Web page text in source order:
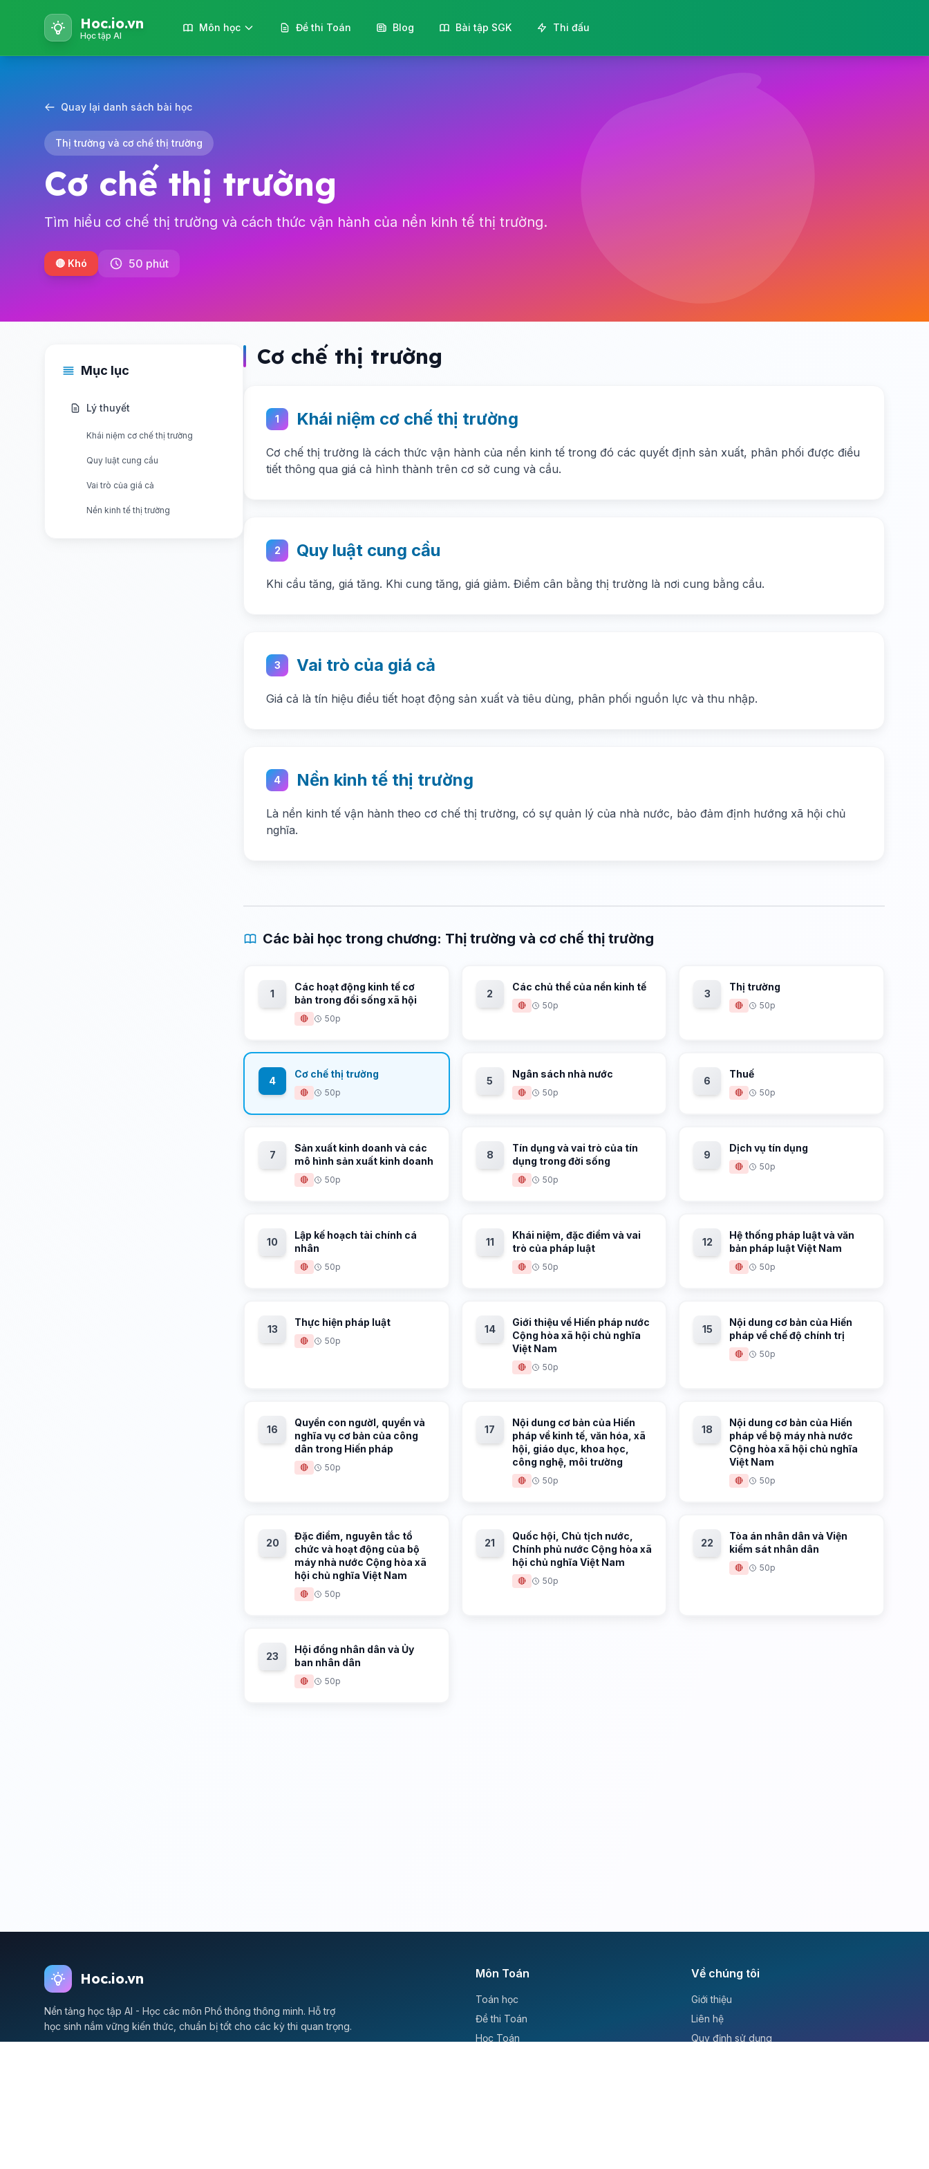
Hoc.io.vn
Học tập AI
Môn học Đề thi Toán Blog Bài tập SGK Thi đấu
Quay lại danh sách bài học
Thị trường và cơ chế thị trường
Cơ chế thị trường
Tìm hiểu cơ chế thị trường và cách thức vận hành của nền kinh tế thị trường.
🔴 Khó 50 phút
Mục lục
Lý thuyết
Khái niệm cơ chế thị trường
Quy luật cung cầu
Vai trò của giá cả
Nền kinh tế thị trường
Cơ chế thị trường
1 Khái niệm cơ chế thị trường
Cơ chế thị trường là cách thức vận hành của nền kinh tế trong đó các quyết định sản xuất, phân phối được điều
tiết thông qua giá cả hình thành trên cơ sở cung và cầu.
2 Quy luật cung cầu
Khi cầu tăng, giá tăng. Khi cung tăng, giá giảm. Điểm cân bằng thị trường là nơi cung bằng cầu.
3 Vai trò của giá cả
Giá cả là tín hiệu điều tiết hoạt động sản xuất và tiêu dùng, phân phối nguồn lực và thu nhập.
4 Nền kinh tế thị trường
Là nền kinh tế vận hành theo cơ chế thị trường, có sự quản lý của nhà nước, bảo đảm định hướng xã hội chủ
nghĩa.
Các bài học trong chương: Thị trường và cơ chế thị trường
1
Các hoạt động kinh tế cơ
bản trong đổi sống xã hội
🔴 50p
2
Các chủ thể của nền kinh tế
🔴 50p
3
Thị trường
🔴 50p
4
Cơ chế thị trường
🔴 50p
5
Ngân sách nhà nước
🔴 50p
6
Thuế
🔴 50p
7
Sản xuất kinh doanh và các
mô hình sản xuất kinh doanh
🔴 50p
8
Tín dụng và vai trò của tín
dụng trong đời sống
🔴 50p
9
Dịch vụ tín dụng
🔴 50p
10
Lập kế hoạch tài chính cá
nhân
🔴 50p
11
Khái niệm, đặc điểm và vai
trò của pháp luật
🔴 50p
12
Hệ thống pháp luật và văn
bản pháp luật Việt Nam
🔴 50p
13
Thực hiện pháp luật
🔴 50p
14
Giới thiệu về Hiến pháp nước
Cộng hòa xã hội chủ nghĩa
Việt Nam
🔴 50p
15
Nội dung cơ bản của Hiến
pháp về chế độ chính trị
🔴 50p
16
Quyền con ngườI, quyền và
nghĩa vụ cơ bản của công
dân trong Hiến pháp
🔴 50p
17
Nội dung cơ bản của Hiến
pháp về kinh tế, văn hóa, xã
hội, giáo dục, khoa học,
công nghệ, môi trường
🔴 50p
18
Nội dung cơ bản của Hiến
pháp về bộ máy nhà nước
Cộng hòa xã hội chủ nghĩa
Việt Nam
🔴 50p
20
Đặc điểm, nguyên tắc tổ
chức và hoạt động của bộ
máy nhà nước Cộng hòa xã
hội chủ nghĩa Việt Nam
🔴 50p
21
Quốc hội, Chủ tịch nước,
Chính phủ nước Cộng hòa xã
hội chủ nghĩa Việt Nam
🔴 50p
22
Tòa án nhân dân và Viện
kiểm sát nhân dân
🔴 50p
23
Hội đồng nhân dân và Ủy
ban nhân dân
🔴 50p
Hoc.io.vn
Nền tảng học tập AI - Học các môn Phổ thông thông minh. Hỗ trợ
học sinh nắm vững kiến thức, chuẩn bị tốt cho các kỳ thi quan trọng.
Môn Toán
Toán học
Đề thi Toán
Học Toán
Về chúng tôi
Giới thiệu
Liên hệ
Quy định sử dụng